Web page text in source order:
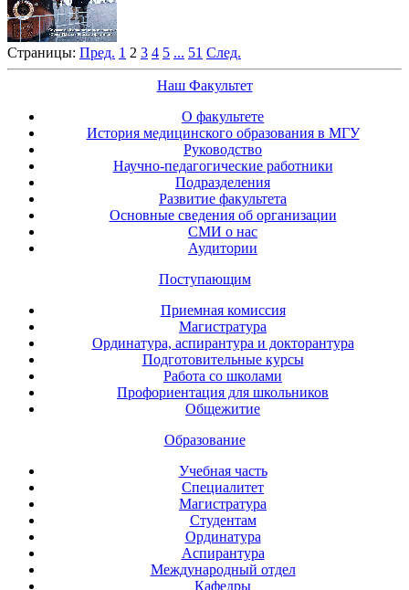
Страницы: Пред. 1 2 3 4 5 ... 51 След.
Наш Факультет
О факультете
История медицинского образования в МГУ
Руководство
Научно-педагогические работники
Подразделения
Развитие факультета
Основные сведения об организации
СМИ о нас
Аудитории
Поступающим
Приемная комиссия
Магистратура
Ординатура, аспирантура и докторантура
Подготовительные курсы
Работа со школами
Профориентация для школьников
Общежитие
Образование
Учебная часть
Специалитет
Магистратура
Студентам
Ординатура
Аспирантура
Международный отдел
Кафедры